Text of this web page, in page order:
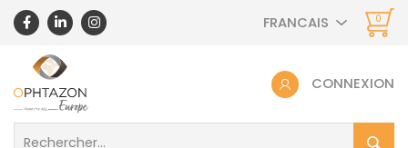
FRANCAIS 0
CONNEXION